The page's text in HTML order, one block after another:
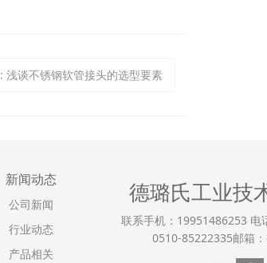
:浅谈不锈钢软管接头的选型要素
新闻动态
公司新闻
行业动态
产品相关
德璐氏工业技
联系手机：19951486253
0510-85222335邮箱